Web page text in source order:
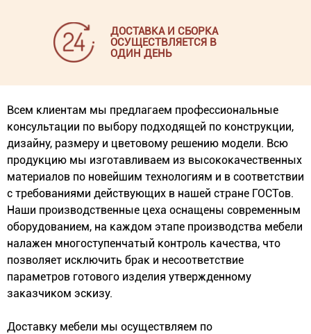
ДОСТАВКА И СБОРКА
ОСУЩЕСТВЛЯЕТСЯ В
ОДИН ДЕНЬ
Всем клиентам мы предлагаем профессиональные
консультации по выбору подходящей по конструкции,
дизайну, размеру и цветовому решению модели. Всю
продукцию мы изготавливаем из высококачественных
материалов по новейшим технологиям и в соответствии
с требованиями действующих в нашей стране ГОСТов.
Наши производственные цеха оснащены современным
оборудованием, на каждом этапе производства мебели
налажен многоступенчатый контроль качества, что
позволяет исключить брак и несоответствие
параметров готового изделия утвержденному
заказчиком эскизу.
Доставку мебели мы осуществляем по